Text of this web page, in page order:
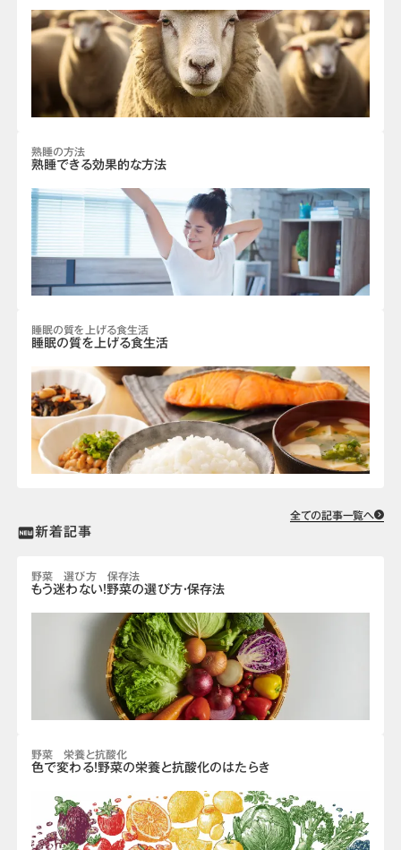
熟睡の方法
熟睡できる効果的な方法
睡眠の質を上げる食生活
睡眠の質を上げる食生活
全ての記事一覧へ
fiber_new新着記事
野菜 選び方 保存法
もう迷わない！野菜の選び方・保存法
野菜 栄養と抗酸化
色で変わる！野菜の栄養と抗酸化のはたらき